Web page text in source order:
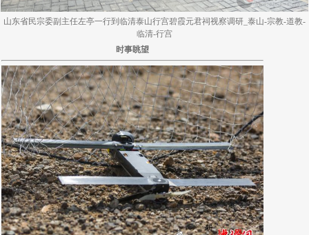
山东省民宗委副主任左亭一行到临清泰山行宫碧霞元君祠视察调研_泰山-宗教-道教-
临清-行宫
时事眺望